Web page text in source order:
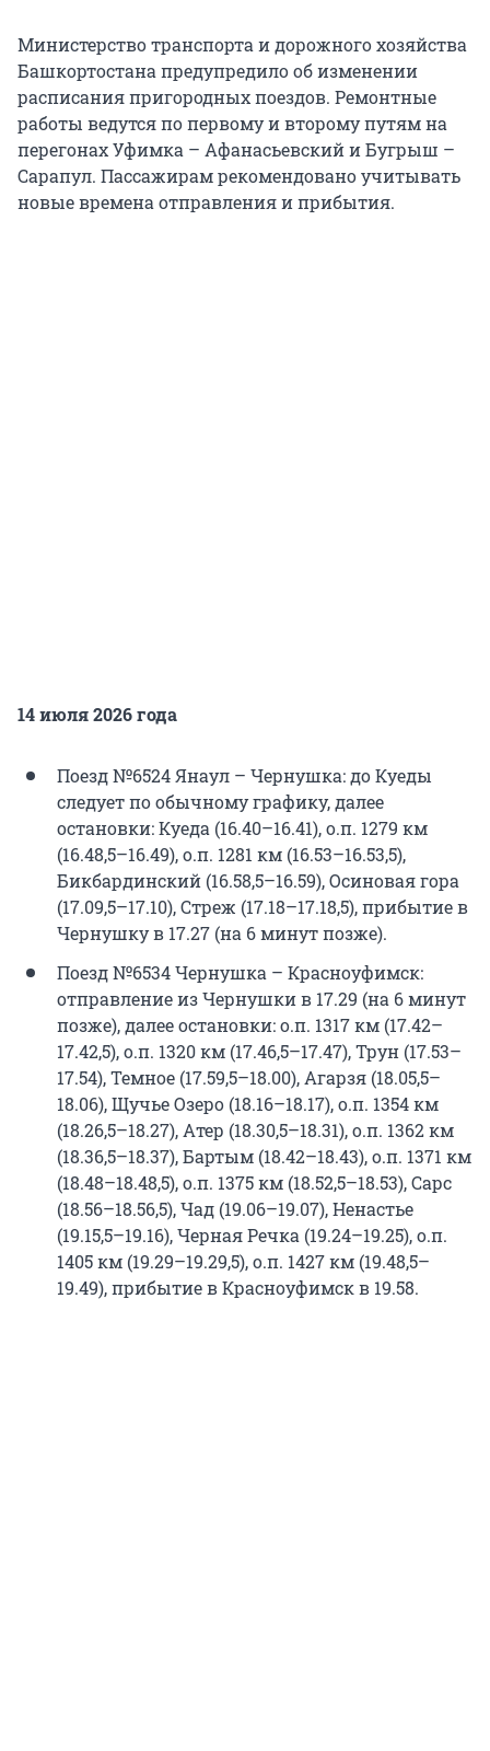
Министерство транспорта и дорожного хозяйства
Башкортостана предупредило об изменении
расписания пригородных поездов. Ремонтные
работы ведутся по первому и второму путям на
перегонах Уфимка – Афанасьевский и Бугрыш –
Сарапул. Пассажирам рекомендовано учитывать
новые времена отправления и прибытия.
14 июля 2026 года
Поезд №6524 Янаул – Чернушка: до Куеды
следует по обычному графику, далее
остановки: Куеда (16.40–16.41), о.п. 1279 км
(16.48,5–16.49), о.п. 1281 км (16.53–16.53,5),
Бикбардинский (16.58,5–16.59), Осиновая гора
(17.09,5–17.10), Стреж (17.18–17.18,5), прибытие в
Чернушку в 17.27 (на 6 минут позже).
Поезд №6534 Чернушка – Красноуфимск:
отправление из Чернушки в 17.29 (на 6 минут
позже), далее остановки: о.п. 1317 км (17.42–
17.42,5), о.п. 1320 км (17.46,5–17.47), Трун (17.53–
17.54), Темное (17.59,5–18.00), Агарзя (18.05,5–
18.06), Щучье Озеро (18.16–18.17), о.п. 1354 км
(18.26,5–18.27), Атер (18.30,5–18.31), о.п. 1362 км
(18.36,5–18.37), Бартым (18.42–18.43), о.п. 1371 км
(18.48–18.48,5), о.п. 1375 км (18.52,5–18.53), Сарс
(18.56–18.56,5), Чад (19.06–19.07), Ненастье
(19.15,5–19.16), Черная Речка (19.24–19.25), о.п.
1405 км (19.29–19.29,5), о.п. 1427 км (19.48,5–
19.49), прибытие в Красноуфимск в 19.58.